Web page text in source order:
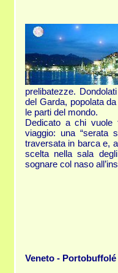
prelibatezze.
del Garda, popolata
le parti del mondo.
Dedicato a chi vuole
viaggio: una “serata
traversata in barca e,
scelta nella sala
sognare col naso
Veneto - Portobuffolé